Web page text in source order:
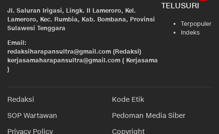
Jl. Saluran Irigasi, Lingk. II Lameroro, Kel.
Lameroro, Kec. Rumbia, Kab. Bombana, Provinsi
Sulawesi Tenggara
Email:
redaksiharapansultra@gmail.com (Redaksi)
kerjasamaharapansultra@gmail.com ( Kerjasama
)
TELUSURI
Terpopuler
Indeks
Redaksi
Kode Etik
SOP Wartawan
Pedoman Media Siber
Privacy Policy
Copyright